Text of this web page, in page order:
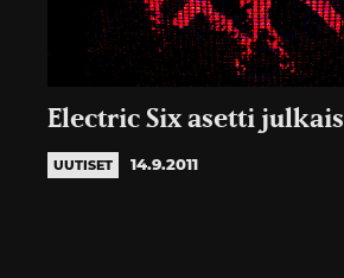
Electric Six asetti
UUTISET 14.9.2011